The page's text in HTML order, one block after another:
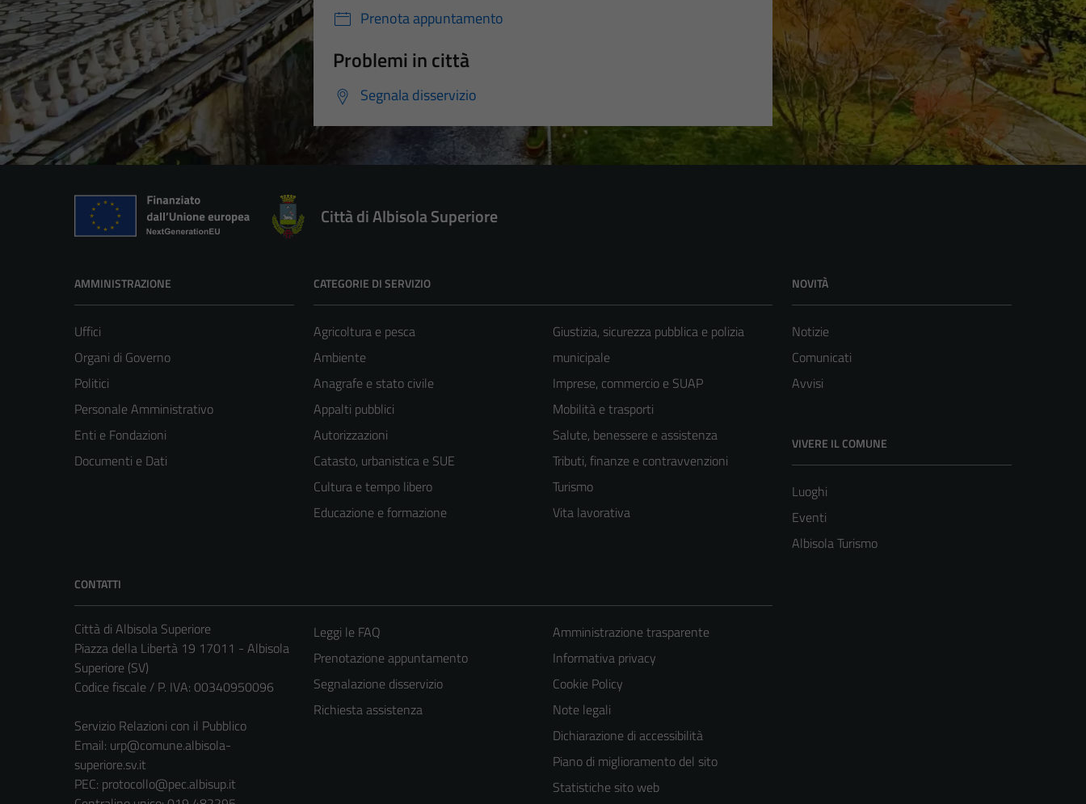
Prenota appuntamento
Problemi in città
Segnala disservizio
Città di Albisola Superiore
AMMINISTRAZIONE
Uffici
Organi di Governo
Politici
Personale Amministrativo
Enti e Fondazioni
Documenti e Dati
CATEGORIE DI SERVIZIO
Agricoltura e pesca
Ambiente
Anagrafe e stato civile
Appalti pubblici
Autorizzazioni
Catasto, urbanistica e SUE
Cultura e tempo libero
Educazione e formazione
Giustizia, sicurezza pubblica e polizia
municipale
Imprese, commercio e SUAP
Mobilità e trasporti
Salute, benessere e assistenza
Tributi, finanze e contravvenzioni
Turismo
Vita lavorativa
NOVITÀ
Notizie
Comunicati
Avvisi
VIVERE IL COMUNE
Luoghi
Eventi
Albisola Turismo
CONTATTI
Città di Albisola Superiore
Piazza della Libertà 19 17011 - Albisola
Superiore (SV)
Codice fiscale / P. IVA: 00340950096
Servizio Relazioni con il Pubblico
Email: urp@comune.albisola-
superiore.sv.it
PEC: protocollo@pec.albisup.it
Leggi le FAQ
Prenotazione appuntamento
Segnalazione disservizio
Richiesta assistenza
Amministrazione trasparente
Informativa privacy
Cookie Policy
Note legali
Dichiarazione di accessibilità
Piano di miglioramento del sito
Statistiche sito web
Tecnici
Questi cookie
sono necessari
funzionamento